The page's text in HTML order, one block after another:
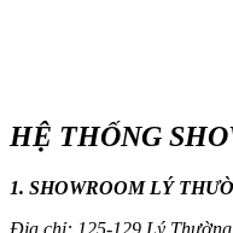
HỆ THỐNG
1. SHOWROOM LÝ